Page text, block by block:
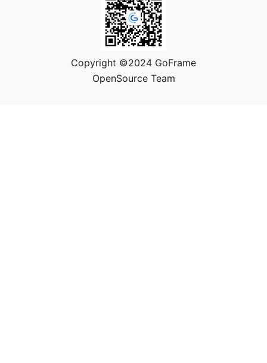
Copyright ©2024 GoFrame
OpenSource Team